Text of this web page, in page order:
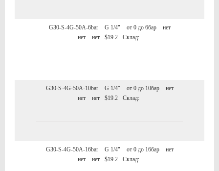
G30-S-4G-50A-6bar G 1/4" от 0 до 6бар
нет
нет
нет $19.2 Склад:
G30-S-4G-50A-10bar G 1/4" от 0 до 10бар
нет
нет
нет $19.2 Склад:
G30-S-4G-50A-16bar G 1/4" от 0 до 16бар
нет
нет
нет $19.2 Склад: